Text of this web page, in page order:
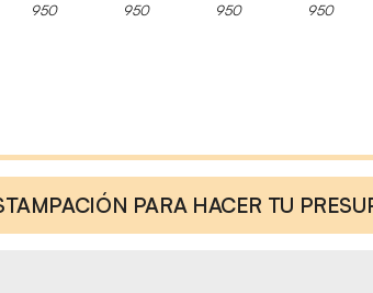
950 950 950 950
PARA HACER TU